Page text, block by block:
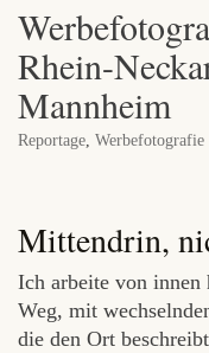
Rhein-
Mannheim
Reportage Werbefotografie
Mittendrin,
Ich arbeite von innen
Weg, mit
die den Ort